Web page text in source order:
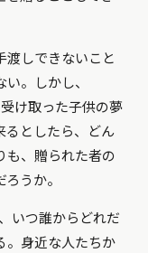
渡しできないこと
。しかし、
け取った子供の夢
るとしたら、どん
も、贈られた者の
うか。
いつ誰からどれだ
。身近な人たちか